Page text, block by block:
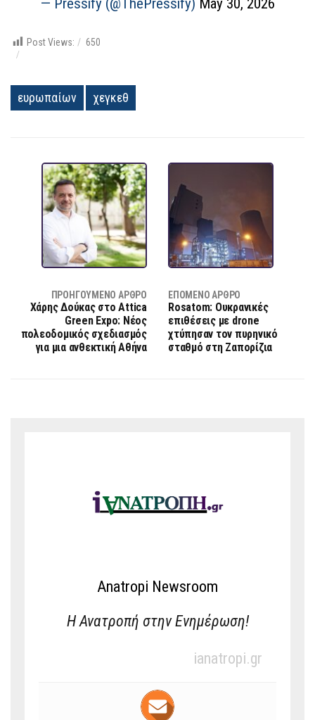
Post Views: 650
ευρωπαίων χεγκεθ
ΠΡΟΗΓΟΎΜΕΝΟ ΆΡΘΡΟ
Χάρης Δούκας στο Attica
Green Expo: Νέος
πολεοδομικός σχεδιασμός
για μια ανθεκτική Αθήνα
ΕΠΌΜΕΝΟ ΆΡΘΡΟ
Rosatom: Ουκρανικές
επιθέσεις με drone
χτύπησαν τον πυρηνικό
σταθμό στη Ζαπορίζια
Anatropi Newsroom
Η Ανατροπή στην Ενημέρωση!
ianatropi.gr